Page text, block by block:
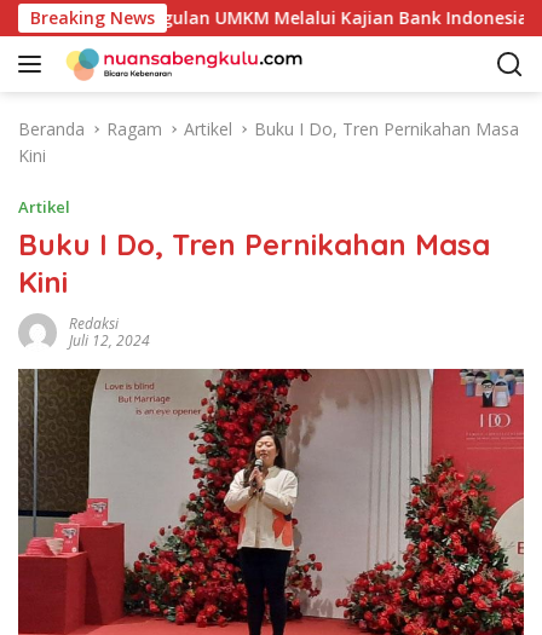
a
Breaking News
Produk Unggulan UMKM Melalui Kajian Bank Indonesia
Beranda Ragam Artikel
Buku I Do, Tren Pernikahan Masa
Kini
Artikel
Buku I Do, Tren Pernikahan Masa
Kini
Redaksi
Juli 12, 2024